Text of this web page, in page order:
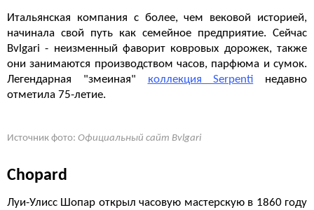
Итальянская компания с более, чем вековой историей,
начинала свой путь как семейное предприятие. Сейчас
Bvlgari - неизменный фаворит ковровых дорожек, также
они занимаются производством часов, парфюма и сумок.
Легендарная "змеиная" коллекция Serpenti недавно
отметила 75-летие.
Источник фото: Официальный сайт Bvlgari
Chopard
Луи-Улисс Шопар открыл часовую мастерскую в 1860 году